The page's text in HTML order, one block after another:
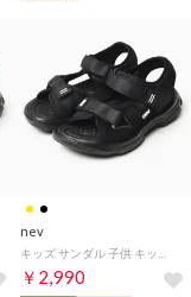
nev
￥2,990